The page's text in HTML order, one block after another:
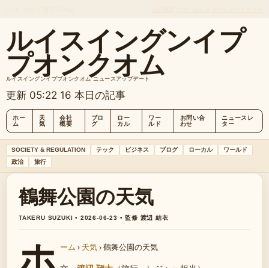
ルイスイングンイプ
プオンクオム
ルイスイングンイププオンクオム ニュースアップデート
更新 05:22 16 本日の記事
ホー
ム
天
気
会社
概要
ブロ
グ
ロー
カル
ワー
ルド
お問い合
わせ
ニュースレ
ター
SOCIETY & REGULATION テック ビジネス ブログ ローカル
ワールド
政治
旅行
鶴舞公園の天気
TAKERU SUZUKI • 2026-06-23 • 監修 渡辺 結衣
ホ ーム › 天気›鶴舞公園の天気